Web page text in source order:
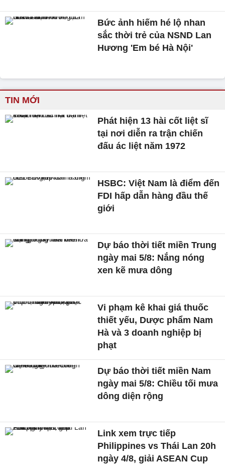
Bức ảnh hiếm hé lộ nhan
sắc thời trẻ của NSND Lan
Hương 'Em bé Hà Nội'
TIN MỚI
Phát hiện 13 hài cốt liệt sĩ
tại nơi diễn ra trận chiến
đấu ác liệt năm 1972
HSBC: Việt Nam là điểm đến
FDI hấp dẫn hàng đầu thế
giới
Dự báo thời tiết miền Trung
ngày mai 5/8: Nắng nóng
xen kẽ mưa dông
Vi phạm kê khai giá thuốc
thiết yếu, Dược phẩm Nam
Hà và 3 doanh nghiệp bị
phạt
Dự báo thời tiết miền Nam
ngày mai 5/8: Chiều tối mưa
dông diện rộng
Link xem trực tiếp
Philippines vs Thái Lan 20h
ngày 4/8, giải ASEAN Cup